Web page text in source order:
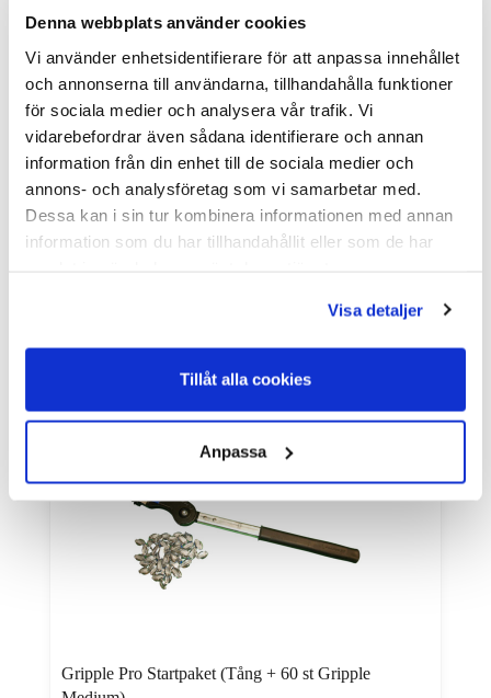
Denna webbplats använder cookies
Vi använder enhetsidentifierare för att anpassa innehållet
och annonserna till användarna, tillhandahålla funktioner
för sociala medier och analysera vår trafik. Vi
vidarebefordrar även sådana identifierare och annan
information från din enhet till de sociala medier och
annons- och analysföretag som vi samarbetar med.
Dessa kan i sin tur kombinera informationen med annan
information som du har tillhandahållit eller som de har
Visa detaljer
Tillåt alla cookies
Anpassa
Grindankare Kerbl Classic Elförzinkad 10-pack För
elstängselGrindankare Elför...
I Lager Eget Lager
Skickas Normalt inom 1-2 vardagar
Gripple Pro Startpaket (Tång + 60 st Gripple